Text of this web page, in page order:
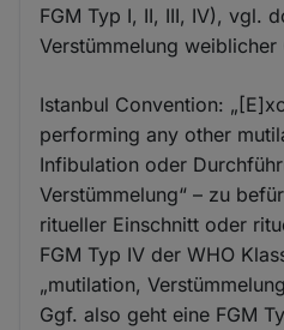
FGM Typ I, II, III, IV), vgl.
Verstümmelung weiblicher
Istanbul Convention:
performing any other
Infibulation oder
Verstümmelung“ – zu
ritueller Einschnitt oder
FGM Typ IV der WHO
„mutilation,
Ggf. also geht eine FGM